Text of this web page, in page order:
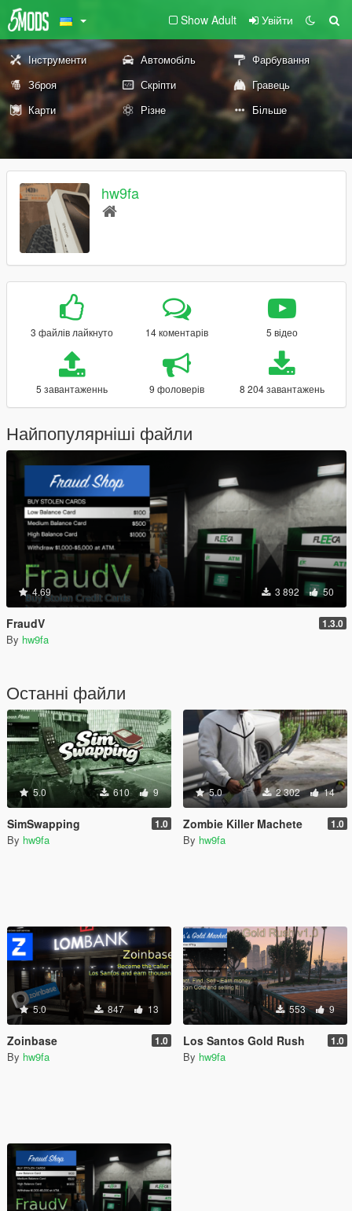
Show Adult Увійти
Інструменти Автомобіль
Фарбування
Зброя
Скріпти
Гравець
Карти
Різне Більше
hw9fa
3 файлів лайкнуто 14 коментарів 5 відео
5 завантаженнь 9 фоловерів 8 204 завантажень
Найпопулярніші файли
4.69 3 892 50
FraudV 1.3.0
By hw9fa
Останні файли
5.0 610 9
SimSwapping 1.0
By hw9fa
5.0 2 302 14
Zombie Killer Machete 1.0
By hw9fa
5.0 847 13
Zoinbase 1.0
By hw9fa
553 9
Los Santos Gold Rush 1.0
By hw9fa